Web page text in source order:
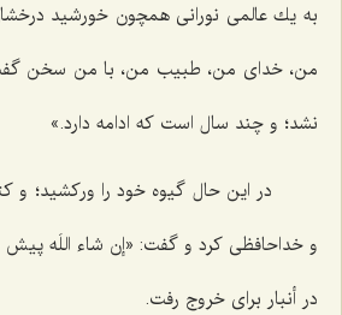
به يك عالمى نورانى همچون خورشيد
من، خداى من، طبيب من، با من سخن
نشد؛ و چند سال است كه ادامه دارد.»
در اين حال گيوه خود را وركشيد؛ و
و خداحافظى كرد و گفت: «إن شاء اللَه
در أنبار براى خروج رفت.